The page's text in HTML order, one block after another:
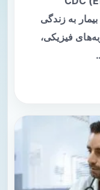
به زندگی
فیزیکی،